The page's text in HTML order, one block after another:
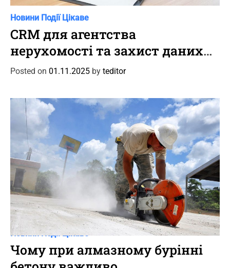
C
a
t
e
g
i
Новини Події Цікаве
CRM для агентства
нерухомості та захист даних
клієнтів
Posted on 01.11.2025 by teditor
C
a
Новини Події Цікаве
Чому при алмазному бурінні